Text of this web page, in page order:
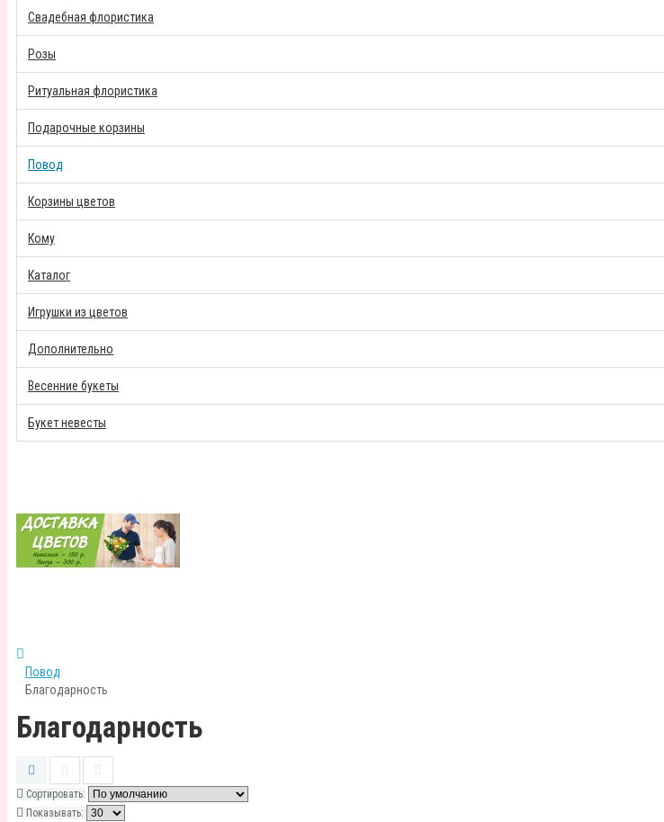
Свадебная флористика
Розы
Ритуальная флористика
Подарочные корзины
Повод
Корзины цветов
Кому
Каталог
Игрушки из цветов
Дополнительно
Весенние букеты
Букет невесты
Повод
Благодарность
Благодарность
Сортировать:
Показывать: